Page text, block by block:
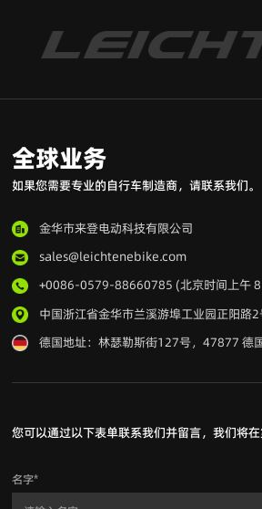
全球业务
如果您需要专业的自行车制造商，请联系我们。
金华市来登电动科技有限公司
sales@leichtenebike.com
+0086-0579-88660785 (北京时间上午 8
中国浙江省金华市兰溪游埠工业园正阳路
德国地址：林瑟勒斯街127号，47877 德
您可以通过以下表单联系我们并留言，我们将在
名字*